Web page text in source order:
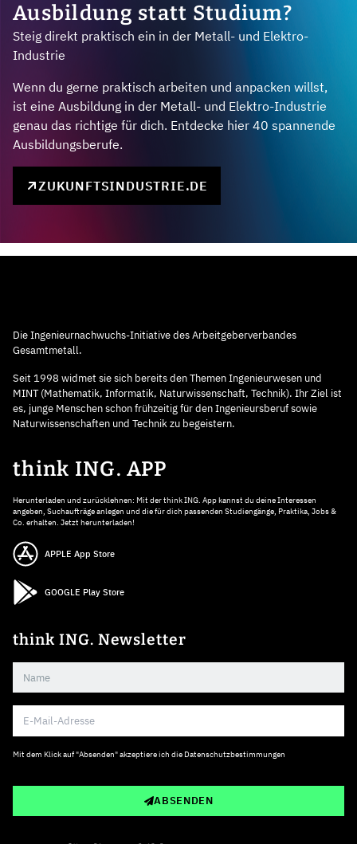
Ausbildung statt Studium?
Steig direkt praktisch ein in der Metall- und Elektro-
Industrie
Wenn du gerne praktisch arbeiten und anpacken willst,
ist eine Ausbildung in der Metall- und Elektro-Industrie
genau das richtige für dich. Entdecke hier 40 spannende
Ausbildungsberufe.
ZUKUNFTSINDUSTRIE.DE
Die Ingenieurnachwuchs-Initiative des Arbeitgeberverbandes
Gesamtmetall.
Seit 1998 widmet sie sich bereits den Themen Ingenieurwesen und
MINT (Mathematik, Informatik, Naturwissenschaft, Technik). Ihr Ziel ist
es, junge Menschen schon frühzeitig für den Ingenieursberuf sowie
Naturwissenschaften und Technik zu begeistern.
think ING. APP
Herunterladen und zurücklehnen: Mit der think ING. App kannst du deine Interessen
angeben, Suchaufträge anlegen und die für dich passenden Studiengänge, Praktika, Jobs &
Co. erhalten. Jetzt herunterladen!
APPLE App Store
GOOGLE Play Store
think ING. Newsletter
Mit dem Klick auf "Absenden" akzeptiere ich die Datenschutzbestimmungen
ABSENDEN